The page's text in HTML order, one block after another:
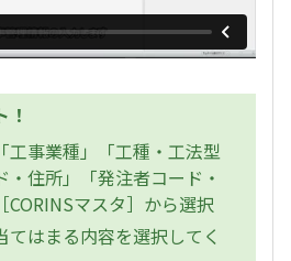
事業種」「工種・工法型
住所」「発注者コード・
CORINSマスタ］から選択
はまる内容を選択してく